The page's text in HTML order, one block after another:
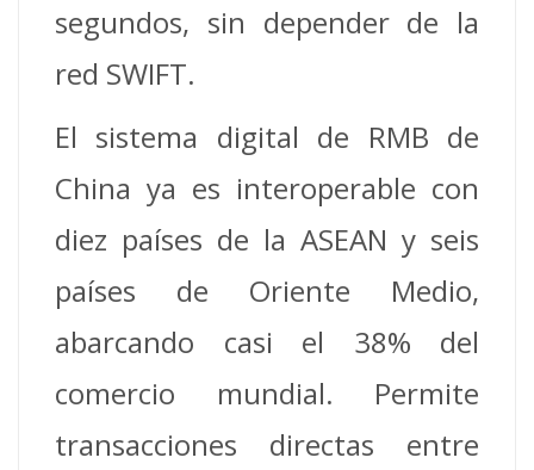
segundos, sin depender de la
red SWIFT.
El sistema digital de RMB de
China ya es interoperable con
diez países de la ASEAN y seis
países de Oriente Medio,
abarcando casi el 38% del
comercio mundial. Permite
transacciones directas entre